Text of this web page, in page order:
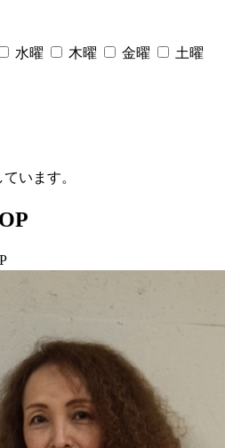
水曜 木曜 金曜 土曜
います。